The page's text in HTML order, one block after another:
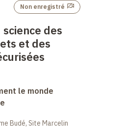
des
et des
Non enregistré
le monde
Budé, Site Marcelin